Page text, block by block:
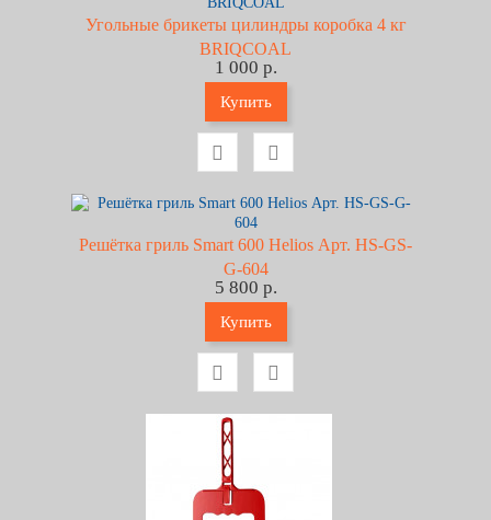
Угольные брикеты цилиндры коробка 4 кг
BRIQCOAL
1 000 р.
Купить
Решётка гриль Smart 600 Helios Арт. HS-GS-
G-604
5 800 р.
Купить